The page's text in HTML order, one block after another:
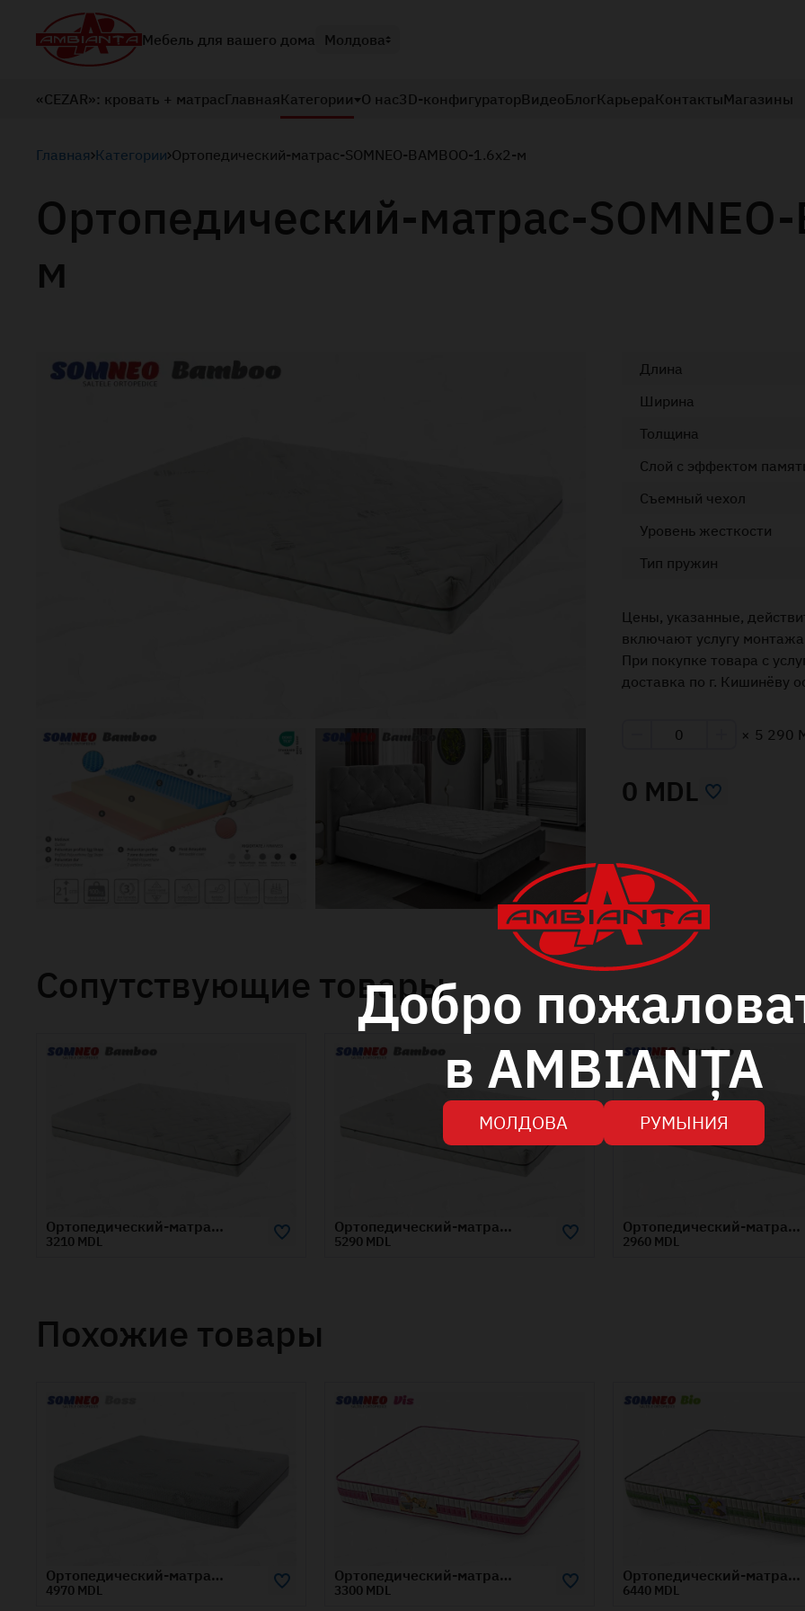
Мебель для вашего дома Молдова
«CEZAR»: кровать + матрасГлавная Категории О нас3D-конфигураторВидеоБлогКарьераКонтактыМагазины
Главная Категории Ортопедический-матрас-SOMNEO-BAMBOO-1.6x2-м
Ортопедический-матрас-
м
Длина
Ширина
Толщина
Слой с эффектом
Съемный чехол
Уровень жесткости
Тип пружин
Цены, указанные,
включают услугу
При покупке товара с
доставка по г. Кишинёву
× 5 290
0 MDL
Сопутствующие товары
Похожие товары
Добро
в AMBIANȚA
МОЛДОВА РУМЫНИЯ